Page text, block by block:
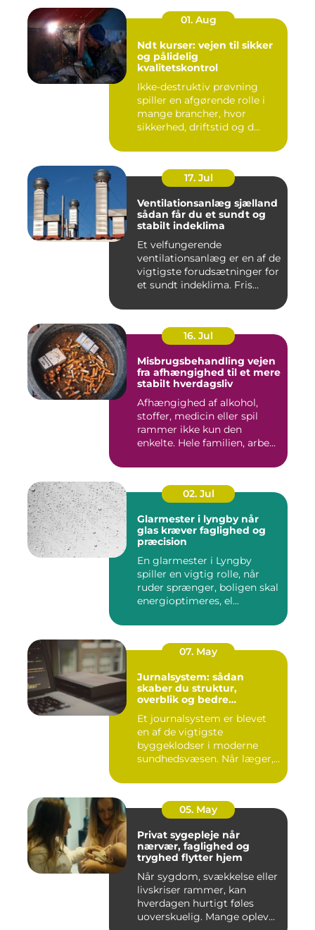
01. Aug
Ndt kurser: vejen til sikker
og pålidelig
kvalitetskontrol
Ikke-destruktiv prøvning
spiller en afgørende rolle i
mange brancher, hvor
sikkerhed, driftstid og d...
17. Jul
Ventilationsanlæg sjælland
sådan får du et sundt og
stabilt indeklima
Et velfungerende
ventilationsanlæg er en af de
vigtigste forudsætninger for
et sundt indeklima. Fris...
16. Jul
Misbrugsbehandling vejen
fra afhængighed til et mere
stabilt hverdagsliv
Afhængighed af alkohol,
stoffer, medicin eller spil
rammer ikke kun den
enkelte. Hele familien, arbe...
02. Jul
Glarmester i lyngby når
glas kræver faglighed og
præcision
En glarmester i Lyngby
spiller en vigtig rolle, når
ruder sprænger, boligen skal
energioptimeres, el...
07. May
Jurnalsystem: sådan
skaber du struktur,
overblik og bedre
Et journalsystem er blevet
en af de vigtigste
byggeklodser i moderne
sundhedsvæsen. Når læger,
05. May
Privat sygepleje når
nærvær, faglighed og
tryghed flytter hjem
Når sygdom, svækkelse eller
livskriser rammer, kan
hverdagen hurtigt føles
uoverskuelig. Mange oplev...